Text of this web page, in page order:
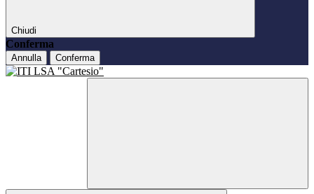
Chiudi
Conferma
Annulla Conferma